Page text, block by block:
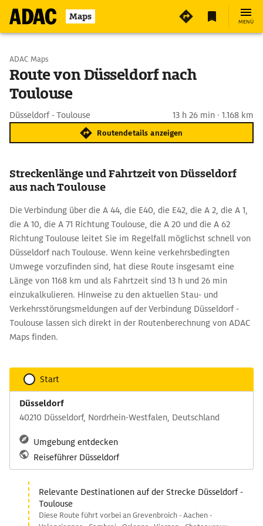
Maps MENÜ
Start wählen
Ziel eingeben
ADAC Maps
Route von Düsseldorf nach
Toulouse
Düsseldorf - Toulouse 13 h 26 min · 1.168 km
Routendetails anzeigen
Streckenlänge und Fahrtzeit von Düsseldorf
aus nach Toulouse
Die Verbindung über die A 44, die E40, die E42, die A 2, die A 1,
die A 10, die A 71 Richtung Toulouse, die A 20 und die A 62
Richtung Toulouse leitet Sie im Regelfall möglichst schnell von
Düsseldorf nach Toulouse. Wenn keine verkehrsbedingten
Umwege vorzufinden sind, hat diese Route insgesamt eine
Länge von 1168 km und als Fahrtzeit sind 13 h und 26 min
einzukalkulieren. Hinweise zu den aktuellen Stau- und
Verkehrsstörungsmeldungen auf der Verbindung Düsseldorf -
Toulouse lassen sich direkt in der Routenberechnung von ADAC
Maps finden.
Start
Düsseldorf
40210 Düsseldorf, Nordrhein-Westfalen, Deutschland
Umgebung entdecken
Reiseführer Düsseldorf
Relevante Destinationen auf der Strecke Düsseldorf -
Toulouse
Diese Route führt vorbei an Grevenbroich - Aachen -